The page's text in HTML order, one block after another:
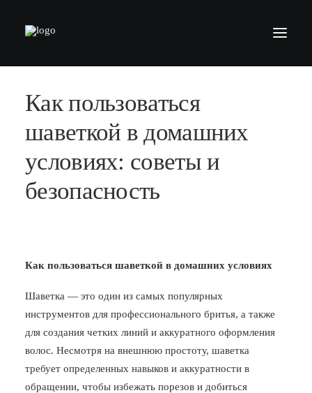
БАРБЕРШОПЫ
КОСМЕТИКА
КОНТАКТЫ
ФРАНШИЗА
БЛОГ
ПОЖАЛОВАТЬСЯ
Как пользоваться
шаветкой в домашних
условиях: советы и
безопасность
Как пользоваться шаветкой в домашних условиях
Шаветка — это один из самых популярных
инструментов для профессионального бритья, а также
для создания четких линий и аккуратного оформления
волос. Несмотря на внешнюю простоту, шаветка
требует определенных навыков и аккуратности в
обращении, чтобы избежать порезов и добиться